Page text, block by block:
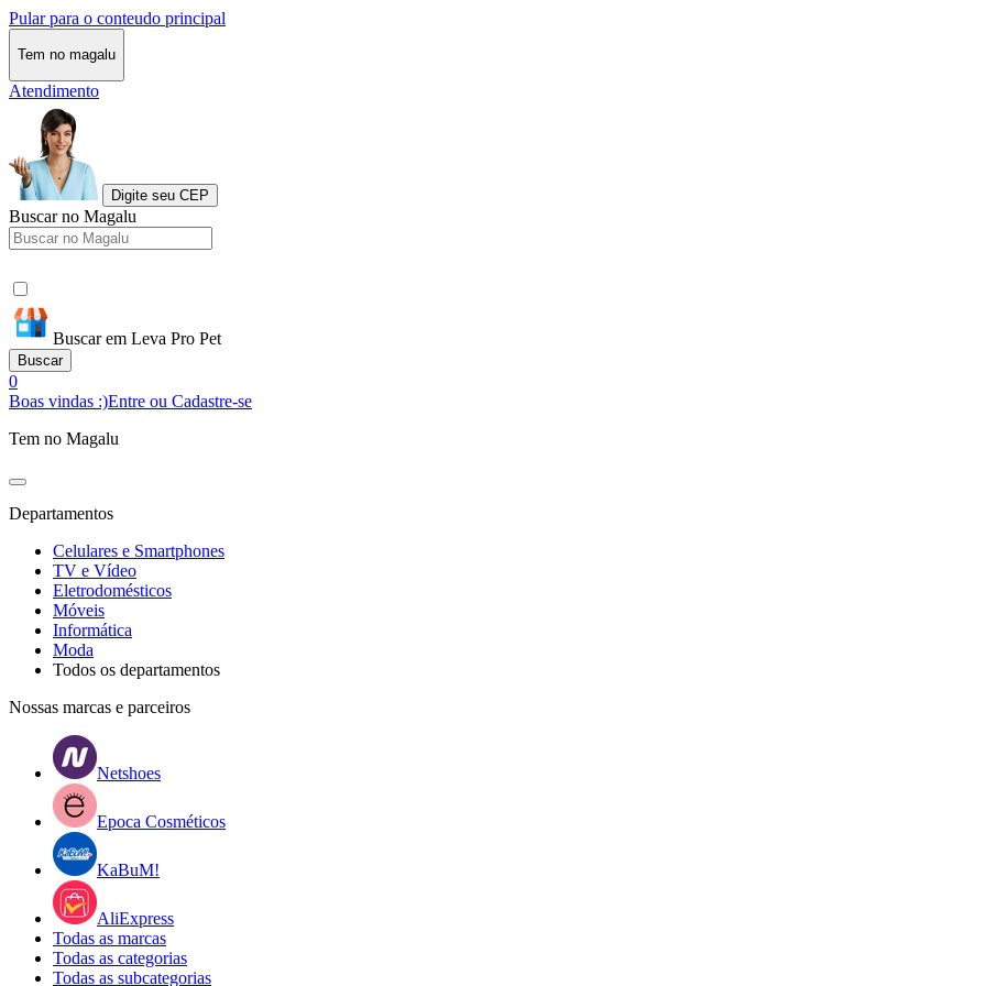
Pular para o conteudo principal
Tem no magalu
Atendimento
Digite seu CEP
Buscar no Magalu
Buscar em Leva Pro Pet
Buscar
0
Boas vindas :)Entre ou Cadastre-se
Tem no Magalu
Departamentos
Celulares e Smartphones
TV e Vídeo
Eletrodomésticos
Móveis
Informática
Moda
Todos os departamentos
Nossas marcas e parceiros
Netshoes
Epoca Cosméticos
KaBuM!
AliExpress
Todas as marcas
Todas as categorias
Todas as subcategorias